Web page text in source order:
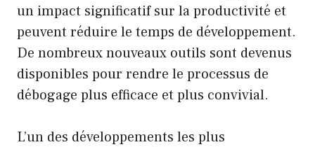
un impact significatif sur la productivité et
peuvent réduire le temps de développement.
De nombreux nouveaux outils sont devenus
disponibles pour rendre le processus de
débogage plus efficace et plus convivial.
L’un des développements les plus